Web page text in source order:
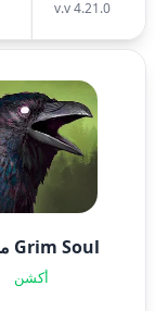
v.v 4.21.0
Grim Soul مهكرة
أكشن